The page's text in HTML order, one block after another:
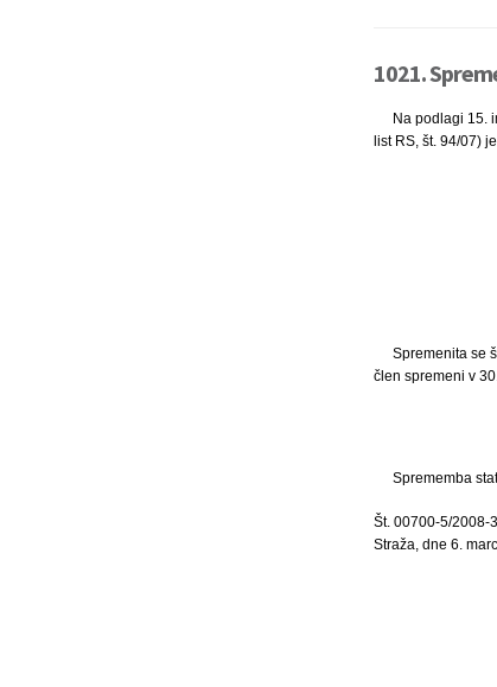
1021.
Na podlagi 15.
list RS, št. 94/07)
Spremenita se
člen spremeni v
Sprememba
Št. 00700-5/2008-3
Straža, dne 6.